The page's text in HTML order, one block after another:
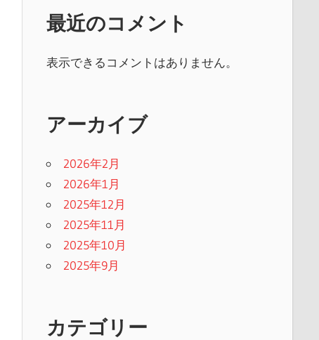
最近のコメント
表示できるコメントはありません。
アーカイブ
2026年2月
2026年1月
2025年12月
2025年11月
2025年10月
2025年9月
カテゴリー